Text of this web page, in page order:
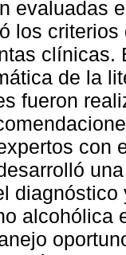
evaluadas
los
clínicas.
de la
fueron
con
alcohólica